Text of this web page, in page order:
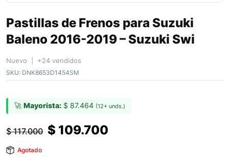
Pastillas de Frenos para Suzuki
Baleno 2016-2019 – Suzuki Swi
Nuevo | +24 vendidos
SKU: DNK8653D1454SM
🚀 Mayorista: $ 87.464 (12+ unds.)
$117.000 $ 109.700
Agotado